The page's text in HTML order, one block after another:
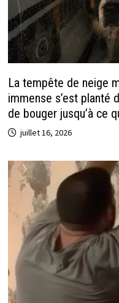
La tempête de neige
immense s’est planté
de bouger jusqu’à ce
juillet 16, 2026